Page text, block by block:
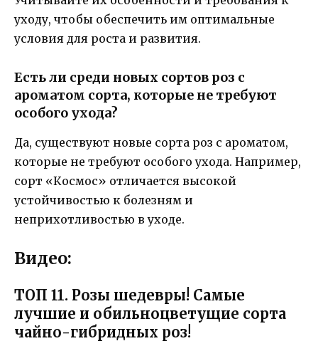
уходу, чтобы обеспечить им оптимальные
условия для роста и развития.
Есть ли среди новых сортов роз с
ароматом сорта, которые не требуют
особого ухода?
Да, существуют новые сорта роз с ароматом,
которые не требуют особого ухода. Например,
сорт «Космос» отличается высокой
устойчивостью к болезням и
неприхотливостью в уходе.
Видео:
ТОП 11. Розы шедевры! Самые
лучшие и обильноцветущие сорта
чайно-гибридных роз!